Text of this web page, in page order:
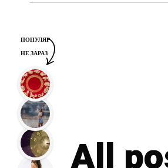
All
ПОПУЛЯР
НЕ ЗАРАЗ